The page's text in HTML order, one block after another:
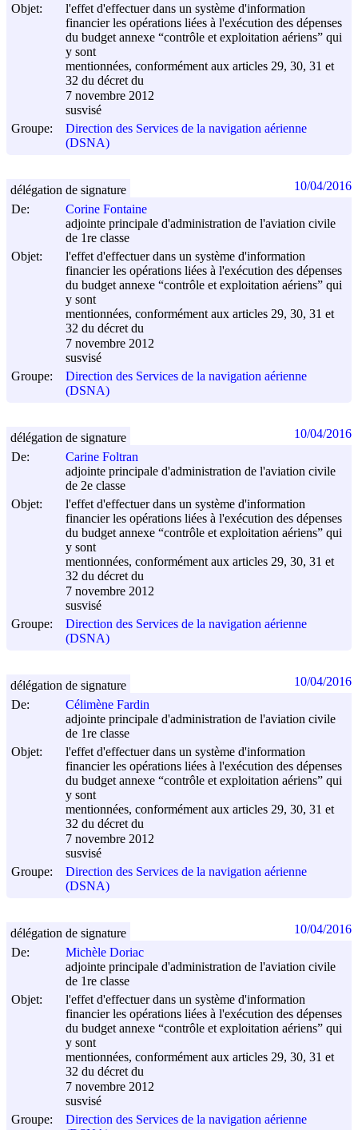
Objet:
l'effet d'effectuer dans un système d'information
financier les opérations liées à l'exécution des dépenses
du budget annexe “contrôle et exploitation aériens” qui
y sont
mentionnées, conformément aux articles 29, 30, 31 et
32 du décret du
7 novembre 2012
susvisé
Groupe:
Direction des Services de la navigation aérienne
(DSNA)
De:
Corine Fontaine
adjointe principale d'administration de l'aviation civile
de 1re classe
Objet:
l'effet d'effectuer dans un système d'information
financier les opérations liées à l'exécution des dépenses
du budget annexe “contrôle et exploitation aériens” qui
y sont
mentionnées, conformément aux articles 29, 30, 31 et
32 du décret du
7 novembre 2012
susvisé
Groupe:
Direction des Services de la navigation aérienne
(DSNA)
délégation de signature 10/04/2016
De:
Carine Foltran
adjointe principale d'administration de l'aviation civile
de 2e classe
Objet:
l'effet d'effectuer dans un système d'information
financier les opérations liées à l'exécution des dépenses
du budget annexe “contrôle et exploitation aériens” qui
y sont
mentionnées, conformément aux articles 29, 30, 31 et
32 du décret du
7 novembre 2012
susvisé
Groupe:
Direction des Services de la navigation aérienne
(DSNA)
délégation de signature 10/04/2016
De:
Célimène Fardin
adjointe principale d'administration de l'aviation civile
de 1re classe
Objet:
l'effet d'effectuer dans un système d'information
financier les opérations liées à l'exécution des dépenses
du budget annexe “contrôle et exploitation aériens” qui
y sont
mentionnées, conformément aux articles 29, 30, 31 et
32 du décret du
7 novembre 2012
susvisé
Groupe:
Direction des Services de la navigation aérienne
(DSNA)
délégation de signature 10/04/2016
De:
Michèle Doriac
adjointe principale d'administration de l'aviation civile
de 1re classe
Objet:
l'effet d'effectuer dans un système d'information
financier les opérations liées à l'exécution des dépenses
du budget annexe “contrôle et exploitation aériens” qui
y sont
mentionnées, conformément aux articles 29, 30, 31 et
32 du décret du
7 novembre 2012
susvisé
Groupe:
Direction des Services de la navigation aérienne
délégation de signature 10/04/2016